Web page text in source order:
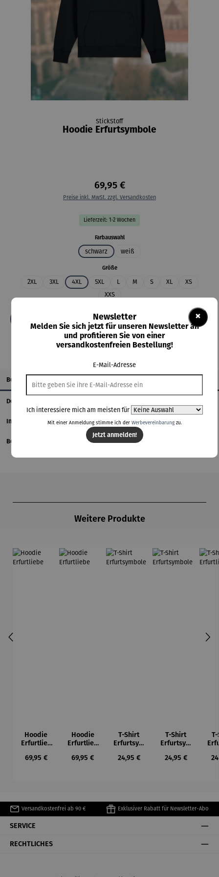
StickStoff
Hoodie Erfurtsymbole
69,95 €
Preise inkl. MwSt. zzgl. Versandkosten
Lieferzeit: 1-2 Wochen
Farbauswahlauswählen
schwarz weiß
Größeauswählen
2XL 3XL 4XL 5XL L M S XL
XS
XXS
In den Warenkorb
Beschreibung
Details
Informationen zum Hersteller
Bewertungen
Weitere Produkte
Hoodie
Erfurtlieb
Regulärer Preis:
69,95 €
Hoodie
Erfurtlieb
Regulärer Preis:
69,95 €
T-Shirt
Erfurtsym
Regulärer Preis:
24,95 €
T-Shirt
Erfurtsym
Regulärer Preis:
24,95 €
Versandkostenfrei ab 90 € Exklusiver Rabatt für Newsletter-Abo
SERVICE
RECHTLICHES
×
Newsletter
Melden Sie sich jetzt für unseren Newsletter an
und profitieren Sie von einer
versandkostenfreien Bestellung!
E-Mail-Adresse
Ich interessiere mich am meisten für
Mit einer Anmeldung stimme ich der Werbevereinbarungzu.
Jetzt anmelden!